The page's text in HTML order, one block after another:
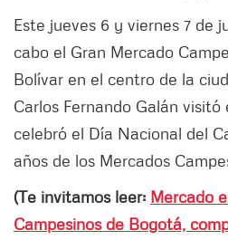
Este jueves 6 y viernes 7 de
cabo el Gran Mercado
Bolívar en el centro de la
Carlos Fernando Galán
celebró el Día Nacional del
años de los Mercados
(Te invitamos leer: Mercado
Campesinos de Bogotá,